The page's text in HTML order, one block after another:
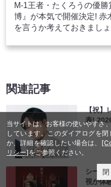
M-1王者・たくろうの優
博』が本気で開催決定! 赤
を言うか考えておきましょ
関連記事
【祝】
表!
シーク
視が体
当サイトは、お客様の使いやすさ
しています。このダイアログを
か、詳細を確認したい場合は、
リシー]をご参照ください。
閉